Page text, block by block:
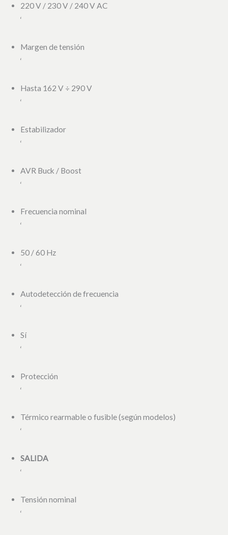
220 V / 230 V / 240 V AC
‘
Margen de tensión
‘
Hasta 162 V ÷ 290 V
‘
Estabilizador
‘
AVR Buck / Boost
‘
Frecuencia nominal
‘
50 / 60 Hz
‘
Autodetección de frecuencia
‘
Sí
‘
Protección
‘
Térmico rearmable o fusible (según modelos)
‘
SALIDA
‘
Tensión nominal
‘